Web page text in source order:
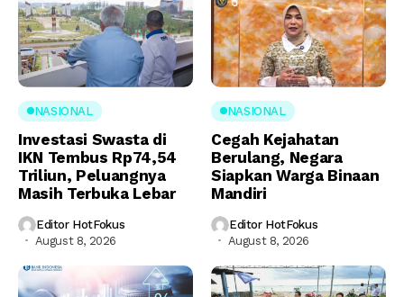
NASIONAL
Investasi Swasta di
IKN Tembus Rp74,54
Triliun, Peluangnya
Masih Terbuka Lebar
Editor HotFokus
August 8, 2026
NASIONAL
Cegah Kejahatan
Berulang, Negara
Siapkan Warga Binaan
Mandiri
Editor HotFokus
August 8, 2026